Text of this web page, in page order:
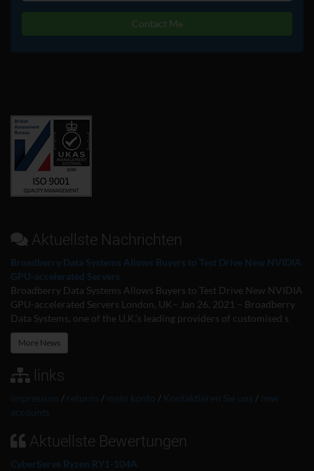
Contact Me
Aktuellste Nachrichten
Broadberry Data Systems Allows Buyers to Test Drive New NVIDIA
GPU-accelerated Servers
Broadberry Data Systems Allows Buyers to Test Drive New NVIDIA
GPU-accelerated Servers London, UK– Jan 26, 2021 – Broadberry
Data Systems, one of the U.K.’s leading providers of customised s
More News
links
impressum / returns / mein konto / Kontaktieren Sie uns / new
accounts
Aktuellste Bewertungen
CyberServe Ryzen RY1-104A